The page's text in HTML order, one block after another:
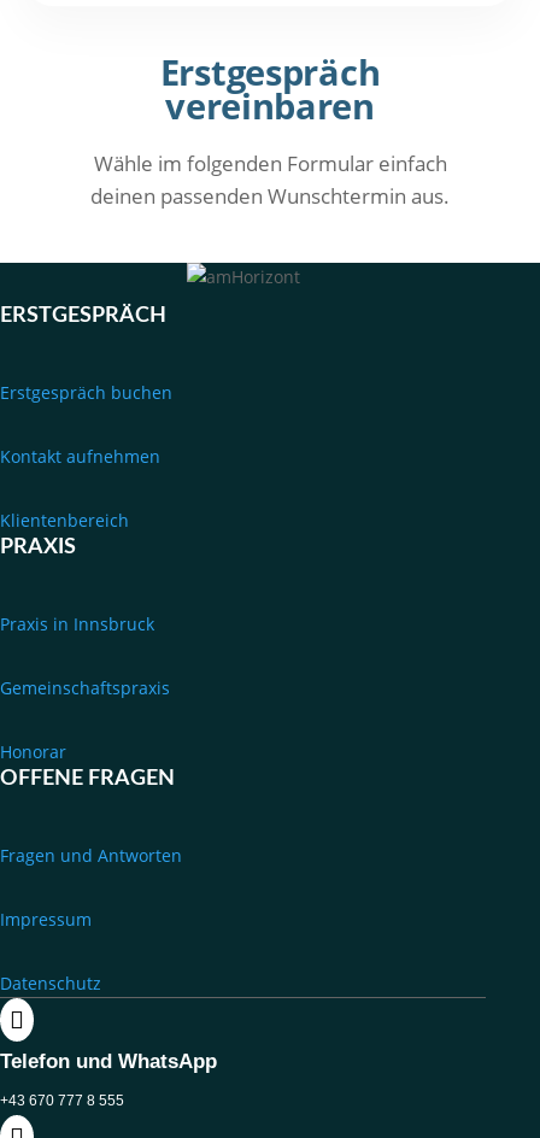
Erstgespräch
vereinbaren
Wähle im folgenden Formular einfach
deinen passenden Wunschtermin aus.
ERSTGESPRÄCH
Erstgespräch buchen
Kontakt aufnehmen
Klientenbereich
PRAXIS
Praxis in Innsbruck
Gemeinschaftspraxis
Honorar
OFFENE FRAGEN
Fragen und Antworten
Impressum
Datenschutz

Telefon und WhatsApp
+43 670 777 8 555